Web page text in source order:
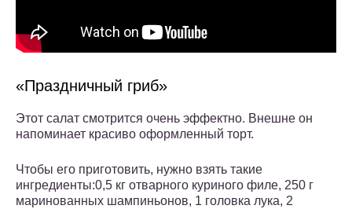
«Праздничный гриб»
Этот салат смотрится очень эффектно. Внешне он
напоминает красиво оформленный торт.
Чтобы его приготовить, нужно взять такие
ингредиенты:0,5 кг отварного куриного филе, 250 г
маринованных шампиньонов, 1 головка лука, 2